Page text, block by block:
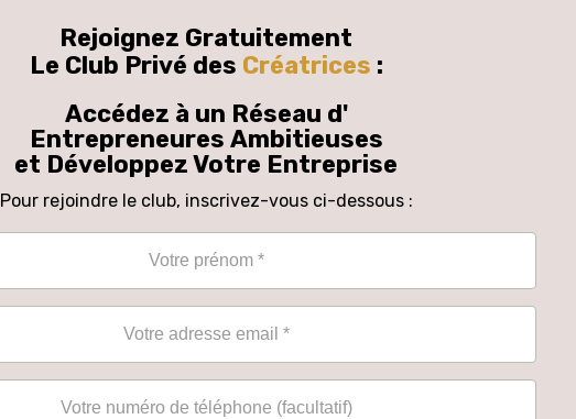
Rejoignez Gratuitement
Le Club Privé des Créatrices :
Accédez à un Réseau d'
Entrepreneures Ambitieuses
et Développez Votre Entreprise
Pour rejoindre le club, inscrivez-vous ci-dessous :